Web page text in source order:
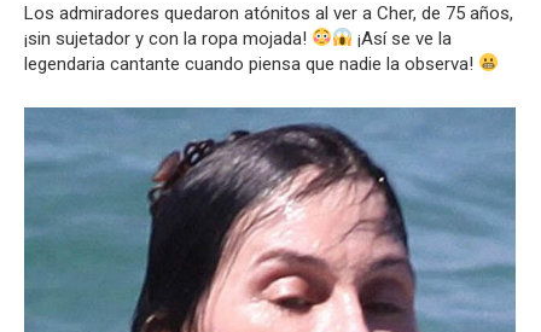
Los admiradores quedaron atónitos al ver a Cher, de 75 años,
¡sin sujetador y con la ropa mojada!
¡Así se ve la
legendaria cantante cuando piensa que nadie la observa!